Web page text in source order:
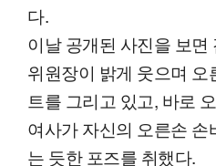
다.
이날 공개된 사진을 보면
위원장이 밝게 웃으며
트를 그리고 있고, 바로
여사가 자신의 오른손 손
는 듯한 포즈를 취했다.